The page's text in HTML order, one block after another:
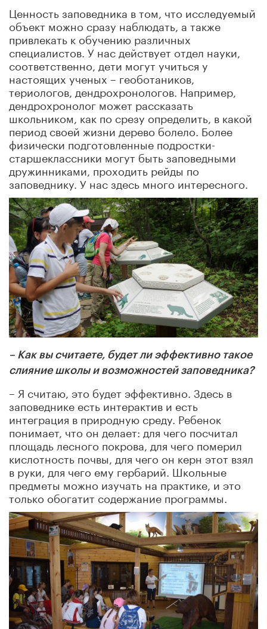
Ценность заповедника в том, что исследуемый
объект можно сразу наблюдать, а также
привлекать к обучению различных
специалистов. У нас действует отдел науки,
соответственно, дети могут учиться у
настоящих ученых – геоботаников,
териологов, дендрохронологов. Например,
дендрохронолог может рассказать
школьником, как по срезу определить, в какой
период своей жизни дерево болело. Более
физически подготовленные подростки-
старшеклассники могут быть заповедными
дружинниками, проходить рейды по
заповеднику. У нас здесь много интересного.
– Как вы считаете, будет ли эффективно такое
слияние школы и возможностей заповедника?
– Я считаю, это будет эффективно. Здесь в
заповеднике есть интерактив и есть
интеграция в природную среду. Ребенок
понимает, что он делает: для чего посчитал
площадь лесного покрова, для чего померил
кислотность почвы, для чего он керн этот взял
в руки, для чего ему гербарий. Школьные
предметы можно изучать на практике, и это
только обогатит содержание программы.